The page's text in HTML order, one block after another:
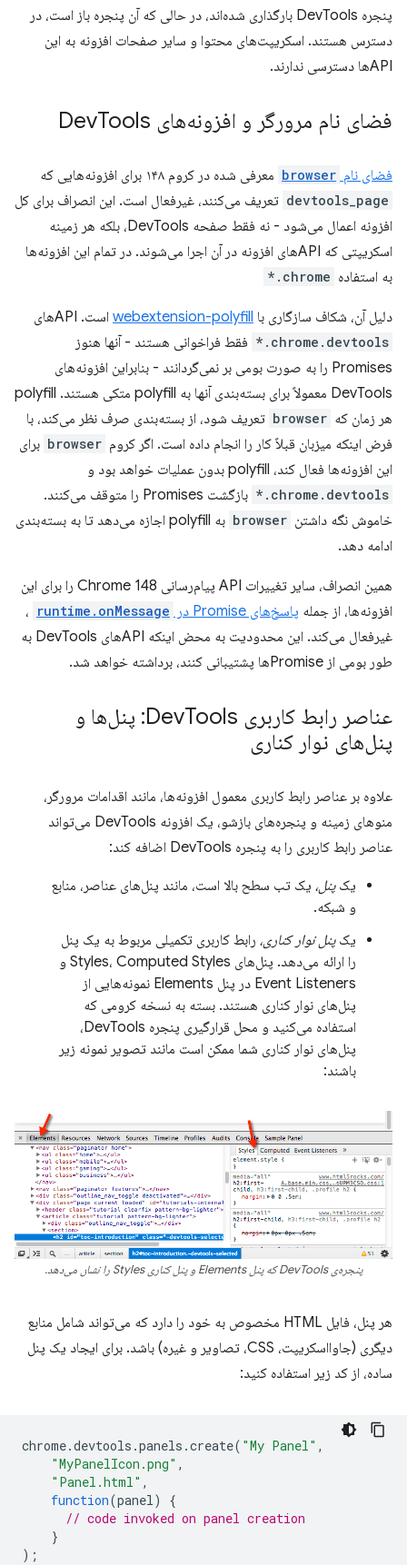
پنجره DevTools بارگذاری شده‌اند، در حالی که آن پنجره باز است، در
دسترس هستند. اسکریپت‌های محتوا و سایر صفحات افزونه به این
APIها دسترسی ندارند.
فضای نام مرورگر و افزونه‌های Dev Tools
فضای نام browser معرفی شده در کروم ۱۴۸ برای افزونه‌هایی که
devtools_page تعریف می‌کنند، غیرفعال است. این انصراف برای کل
افزونه اعمال می‌شود - نه فقط صفحه DevTools، بلکه هر زمینه
اسکریپتی که APIهای افزونه در آن اجرا می‌شوند. در تمام این افزونه‌ها
به استفاده chrome.*
دلیل آن، شکاف سازگاری با webextension-polyfill است. APIهای
chrome.devtools.*
فقط فراخوانی هستند - آنها هنوز
Promises را به صورت بومی بر نمی‌گردانند - بنابراین افزونه‌های
DevTools معمولاً برای بسته‌بندی آنها به polyfill متکی هستند. polyfill
هر زمان که browser تعریف شود، از بسته‌بندی صرف نظر می‌کند، با
فرض اینکه میزبان قبلاً کار را انجام داده است. اگر کروم browser برای
این افزونه‌ها فعال کند، polyfill بدون عملیات خواهد بود و
chrome.devtools.*
بازگشت Promises را متوقف می‌کنند.
خاموش نگه داشتن browser
به polyfill اجازه می‌دهد تا به بسته‌بندی
ادامه دهد.
همین انصراف، سایر تغییرات API پیام‌رسانی Chrome 148 را برای این
افزونه‌ها، از جمله پاسخ‌های Promise در runtime.onMessage ،
غیرفعال می‌کند. این محدودیت به محض اینکه APIهای DevTools به
طور بومی از Promiseها پشتیبانی کنند، برداشته خواهد شد.
عناصر رابط کاربری Dev
Tools: پنل‌ها و
پنل‌های نوار کناری
علاوه بر عناصر رابط کاربری معمول افزونه‌ها، مانند اقدامات مرورگر،
منوهای زمینه و پنجره‌های بازشو، یک افزونه DevTools می‌تواند
عناصر رابط کاربری را به پنجره DevTools اضافه کند:
یکپنل، یک تب سطح بالا است، مانند پنل‌های عناصر، منابع
و شبکه.
یکپنل نوار کناری، رابط کاربری تکمیلی مربوط به یک پنل
را ارائه می‌دهد. پنل‌های Styles، Computed Styles و
Event Listeners در پنل Elements نمونه‌هایی از
پنل‌های نوار کناری هستند. بسته به نسخه کرومی که
استفاده می‌کنید و محل قرارگیری پنجره DevTools،
پنل‌های نوار کناری شما ممکن است مانند تصویر نمونه زیر
باشند:
پنجره‌ی DevTools که پنل Elements و پنل کناری Styles را نشان می‌دهد.
هر پنل، فایل HTML مخصوص به خود را دارد که می‌تواند شامل منابع
دیگری (جاوااسکریپت، CSS، تصاویر و غیره) باشد. برای ایجاد یک پنل
ساده، از کد زیر استفاده کنید:
chrome.devtools .panels .create( "My Panel" ,
"MyPanelIcon.png" ,
"Panel.html" ,
function(panel)
{
// code invoked on panel creation
}
);